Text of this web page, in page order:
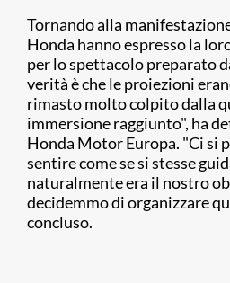
Tornando alla
Honda hanno espresso la
per lo spettacolo preparato
verità è che le proiezioni
rimasto molto colpito dalla
immersione raggiunto", ha
Honda Motor Europa. "Ci si
sentire come se si stesse
naturalmente era il nostro
decidemmo di organizzare
concluso.